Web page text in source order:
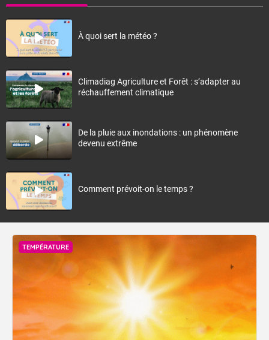
À quoi sert la météo ?
Climadiag Agriculture et Forêt : s’adapter au
réchauffement climatique
De la pluie aux inondations : un phénomène
devenu extrême
Comment prévoit-on le temps ?
TEMPÉRATURE